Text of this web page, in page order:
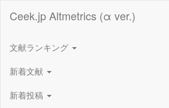
Ceek.jp Altmetrics (α ver.)
文献ランキング
新着文献
新着投稿